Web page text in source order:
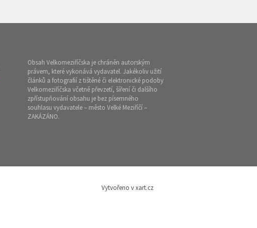
Obsah Velkomeziříčska je chráněn autorským
právem, které vykonává vydavatel. Jakékoliv užití
článků a fotografií z tištěné či elektronické podoby
Velkomeziříčska včetně převzetí, šíření či dalšího
zpřístupňování obsahu je bez písemného
souhlasu vydavatele – město Velké Meziříčí –
ZAKÁZÁNO.
Vytvořeno v xart.cz